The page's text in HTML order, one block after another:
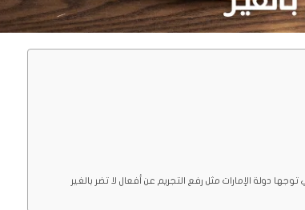
دولة الإمارات مثل رفع التجريم عن أفعال لا تضر بالغير